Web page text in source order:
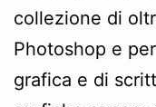
collezione di
Photoshop e
grafica e di